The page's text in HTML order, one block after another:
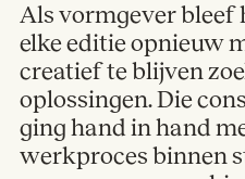
Als vormgever bleef
elke editie opnieuw
creatief te blijven
oplossingen. Die
ging hand in hand
werkproces binnen